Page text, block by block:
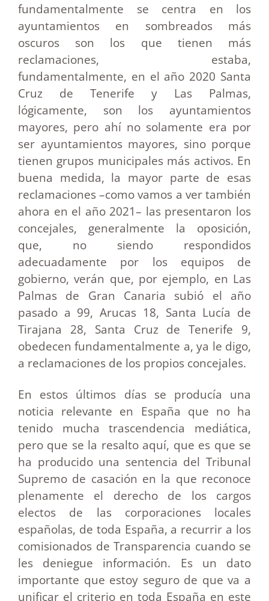
fundamentalmente se centra en los
ayuntamientos en sombreados más
oscuros son los que tienen más
reclamaciones, estaba,
fundamentalmente, en el año 2020 Santa
Cruz de Tenerife y Las Palmas,
lógicamente, son los ayuntamientos
mayores, pero ahí no solamente era por
ser ayuntamientos mayores, sino porque
tienen grupos municipales más activos. En
buena medida, la mayor parte de esas
reclamaciones –como vamos a ver también
ahora en el año 2021– las presentaron los
concejales, generalmente la oposición,
que, no siendo respondidos
adecuadamente por los equipos de
gobierno, verán que, por ejemplo, en Las
Palmas de Gran Canaria subió el año
pasado a 99, Arucas 18, Santa Lucía de
Tirajana 28, Santa Cruz de Tenerife 9,
obedecen fundamentalmente a, ya le digo,
a reclamaciones de los propios concejales.
En estos últimos días se producía una
noticia relevante en España que no ha
tenido mucha trascendencia mediática,
pero que se la resalto aquí, que es que se
ha producido una sentencia del Tribunal
Supremo de casación en la que reconoce
plenamente el derecho de los cargos
electos de las corporaciones locales
españolas, de toda España, a recurrir a los
comisionados de Transparencia cuando se
les deniegue información. Es un dato
importante que estoy seguro de que va a
unificar el criterio en toda España en este